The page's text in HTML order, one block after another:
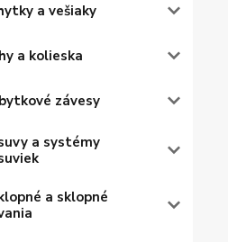
a vešiaky
a kolieska
závesy
a systémy
a sklopné